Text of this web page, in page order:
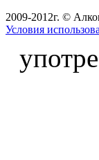
2009-2012г. ©
Условия